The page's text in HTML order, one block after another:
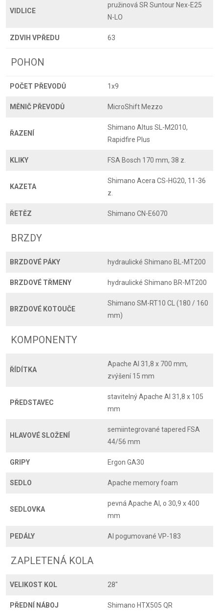
VIDLICE
pružinová SR Suntour Nex-E25
N-LO
ZDVIH VPŘEDU 63
POHON
POČET PŘEVODŮ 1x9
MĚNIČ PŘEVODŮ MicroShift Mezzo
ŘAZENÍ
Shimano Altus SL-M2010,
Rapidfire Plus
KLIKY FSA Bosch 170 mm, 38 z.
KAZETA
Shimano Acera CS-HG20, 11-36
z.
ŘETĚZ Shimano CN-E6070
BRZDY
BRZDOVÉ PÁKY hydraulické Shimano BL-MT200
BRZDOVÉ TŘMENY hydraulické Shimano BR-MT200
BRZDOVÉ KOTOUČE
Shimano SM-RT10 CL (180 / 160
mm)
KOMPONENTY
ŘÍDÍTKA
Apache Al 31,8 x 700 mm,
zvýšení 15 mm
PŘEDSTAVEC
stavitelný Apache Al 31,8 x 105
mm
HLAVOVÉ SLOŽENÍ
semiintegrované tapered FSA
44/56 mm
GRIPY Ergon GA30
SEDLO Apache memory foam
SEDLOVKA
pevná Apache Al, o 30,9 x 400
mm
PEDÁLY Al pogumované VP-183
ZAPLETENÁ KOLA
VELIKOST KOL 28"
PŘEDNÍ NÁBOJ Shimano HTX505 QR